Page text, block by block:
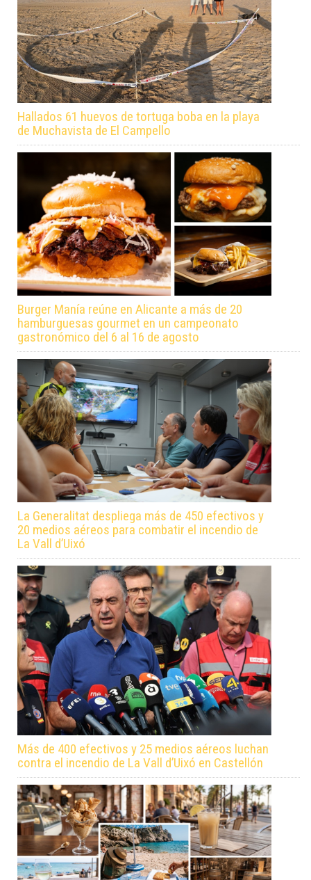
Hallados 61 huevos de tortuga boba en la playa
de Muchavista de El Campello
Burger Manía reúne en Alicante a más de 20
hamburguesas gourmet en un campeonato
gastronómico del 6 al 16 de agosto
La Generalitat despliega más de 450 efectivos y
20 medios aéreos para combatir el incendio de
La Vall d’Uixó
Más de 400 efectivos y 25 medios aéreos luchan
contra el incendio de La Vall d’Uixó en Castellón